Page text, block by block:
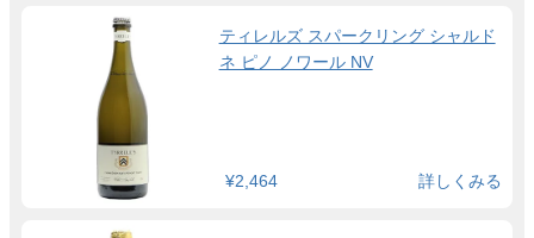
ティレルズ スパークリング シャルド
ネ ピノ ノワール NV
¥2,464 詳しくみる